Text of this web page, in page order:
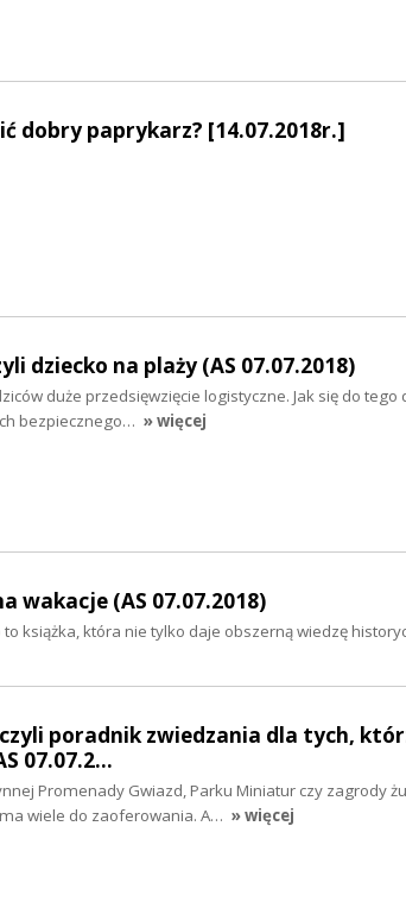
dobry paprykarz? [14.07.2018r.]
dziecko na plaży (AS 07.07.2018)
duże przedsięwzięcie logistyczne. Jak się do tego
bezpiecznego… » więcej
wakacje (AS 07.07.2018)
książka, która nie tylko daje obszerną wiedzę
poradnik zwiedzania dla tych,
07.07.2…
Promenady Gwiazd, Parku Miniatur czy zagrody
wiele do zaoferowania. A… » więcej